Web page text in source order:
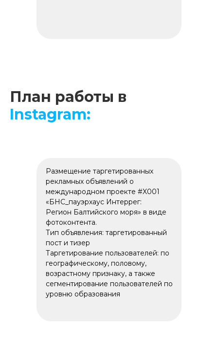
План работы в
Instagram:
Размещение таргетированных
рекламных объявлений о
международном проекте #X001
«БНС_пауэрхаус Интеррег:
Регион Балтийского моря» в виде
фотоконтента.
Тип объявления: таргетированный
пост и тизер
Таргетирование пользователей: по
географическому, половому,
возрастному признаку, а также
сегментирование пользователей по
уровню образования